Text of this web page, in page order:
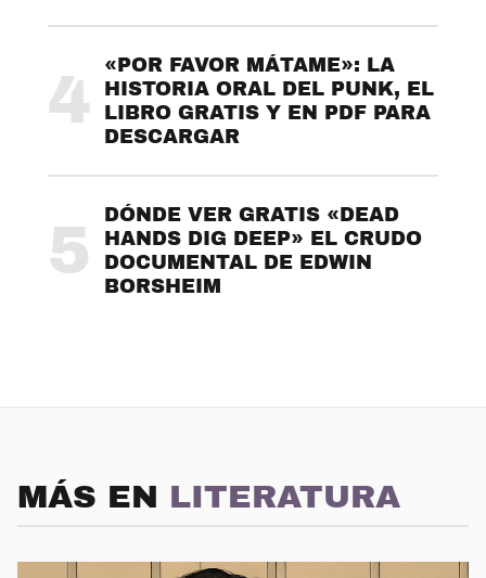
4
«POR FAVOR MÁTAME»: LA
HISTORIA ORAL DEL PUNK, EL
LIBRO GRATIS Y EN PDF PARA
DESCARGAR
5
DÓNDE VER GRATIS «DEAD
HANDS DIG DEEP» EL CRUDO
DOCUMENTAL DE EDWIN
BORSHEIM
MÁS EN LITERATURA